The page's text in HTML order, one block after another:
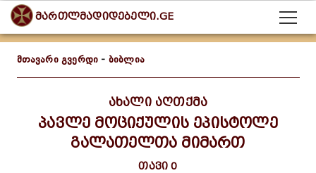
მართლმადიდებელი.GE
მთავარი გვერდი - ბიბლია
ახალი აღთქმა
პავლე მოციქულის ეპისტოლე
გალათელთა მიმართ
თავი 0